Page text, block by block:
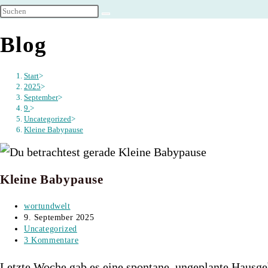
umschalten
Blog
Start>
2025>
September>
9. >
Uncategorized>
Kleine Babypause
Kleine Babypause
Beitrags-
Autor:
wortundwelt
Beitrag
veröffentlicht:
9. September 2025
Beitrags-
Kategorie:
Uncategorized
Beitrags-
3 Kommentare